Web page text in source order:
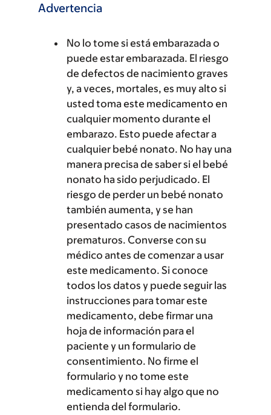
Advertencia
No lo tome si está embarazada o
puede estar embarazada. El riesgo
de defectos de nacimiento graves
y, a veces, mortales, es muy alto si
usted toma este medicamento en
cualquier momento durante el
embarazo. Esto puede afectar a
cualquier bebé nonato. No hay una
manera precisa de saber si el bebé
nonato ha sido perjudicado. El
riesgo de perder un bebé nonato
también aumenta, y se han
presentado casos de nacimientos
prematuros. Converse con su
médico antes de comenzar a usar
este medicamento. Si conoce
todos los datos y puede seguir las
instrucciones para tomar este
medicamento, debe firmar una
hoja de información para el
paciente y un formulario de
consentimiento. No firme el
formulario y no tome este
medicamento si hay algo que no
entienda del formulario.